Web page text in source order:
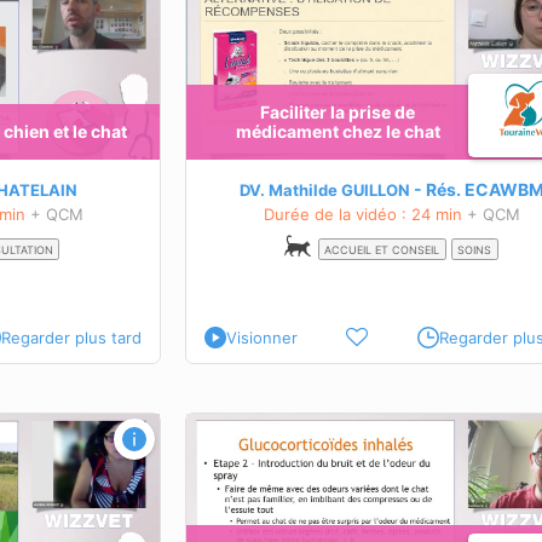
et le chat
+ QCM
Regarder plus tard
Faciliter la prise de
médicament chez le chat
DV. Mathilde GUILLON Rés. ECAWBM
Durée de la vidéo : 24 min + QCM
ACCUEIL ET CONSEIL SOINS
simples pour
le bien-être du
médical.
formation
Visionner Regarder
séquestre...)
OBJECTIFS PÉDAGOGIQUES
Savoir expliquer les consignes
post-opératoires principales
Identifier les signes d’alerte
Assurer une bonne observance
du traitement par les propriétaires
Connaître les restrictions post-
En savoir plus sur cette formation
d’un
?
ASV : reconnaître les signes d’un
détresse respiratoire en salle
OBJECTIFS PÉDAGOGIQUES
Connaître les causes